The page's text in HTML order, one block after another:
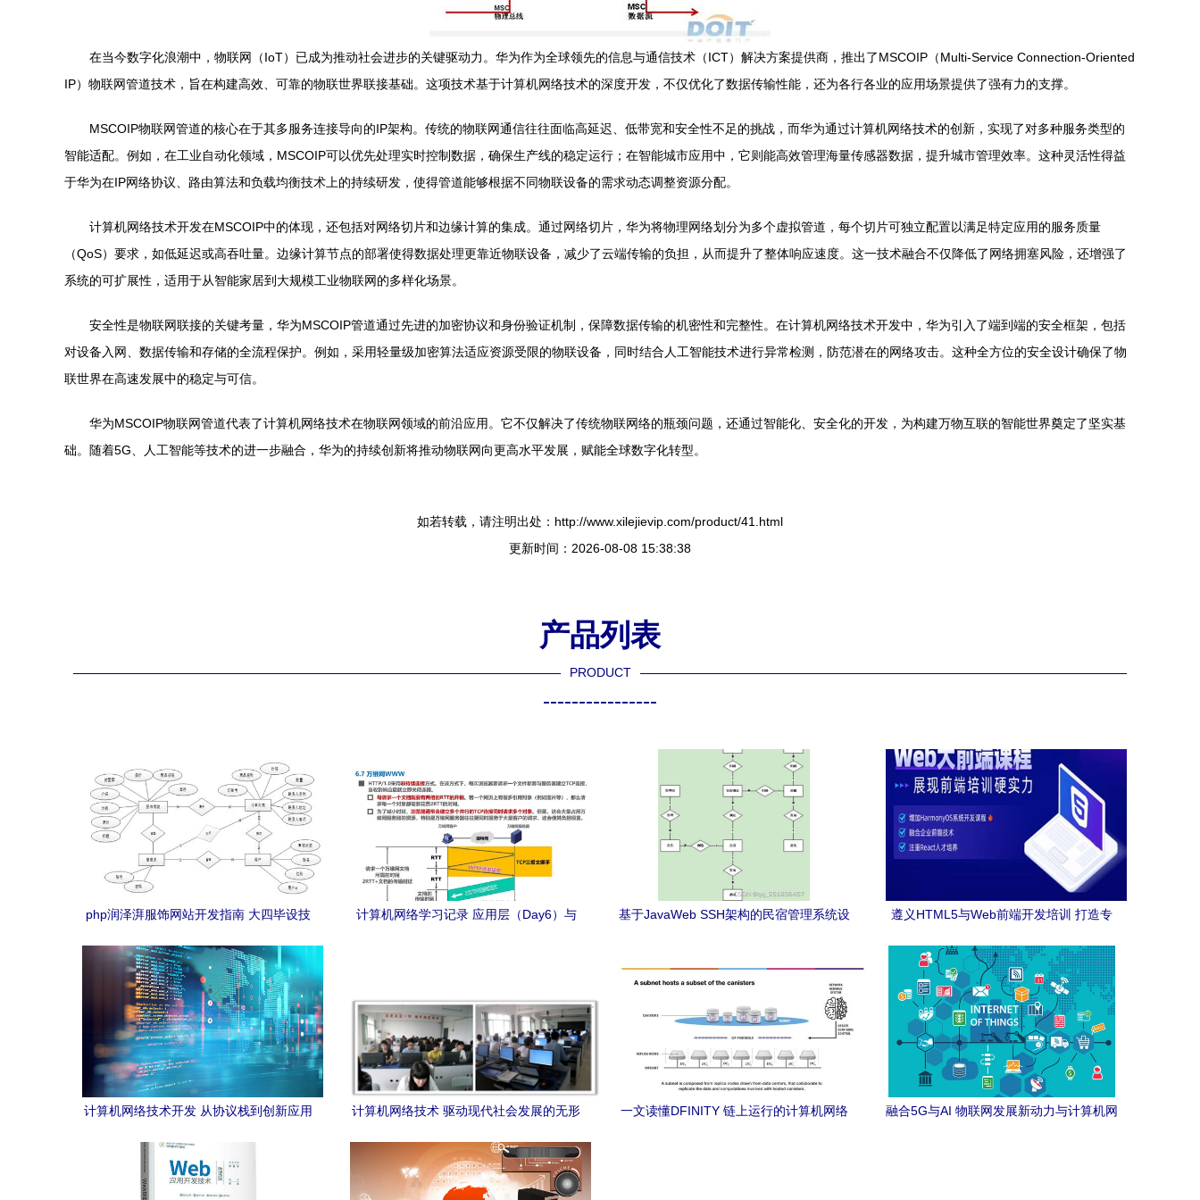
在当今数字化浪潮中，物联网（IoT）已成为推动社会进步的关键驱动力。华为作为全球领先的信息与通信技术（ICT）解决方案提供商，推出了MSCOIP（Multi-Service Connection-Oriented
IP）物联网管道技术，旨在构建高效、可靠的物联世界联接基础。这项技术基于计算机网络技术的深度开发，不仅优化了数据传输性能，还为各行各业的应用场景提供了强有力的支撑。
MSCOIP物联网管道的核心在于其多服务连接导向的IP架构。传统的物联网通信往往面临高延迟、低带宽和安全性不足的挑战，而华为通过计算机网络技术的创新，实现了对多种服务类型的
智能适配。例如，在工业自动化领域，MSCOIP可以优先处理实时控制数据，确保生产线的稳定运行；在智能城市应用中，它则能高效管理海量传感器数据，提升城市管理效率。这种灵活性得益
于华为在IP网络协议、路由算法和负载均衡技术上的持续研发，使得管道能够根据不同物联设备的需求动态调整资源分配。
计算机网络技术开发在MSCOIP中的体现，还包括对网络切片和边缘计算的集成。通过网络切片，华为将物理网络划分为多个虚拟管道，每个切片可独立配置以满足特定应用的服务质量
（QoS）要求，如低延迟或高吞吐量。边缘计算节点的部署使得数据处理更靠近物联设备，减少了云端传输的负担，从而提升了整体响应速度。这一技术融合不仅降低了网络拥塞风险，还增强了
系统的可扩展性，适用于从智能家居到大规模工业物联网的多样化场景。
安全性是物联网联接的关键考量，华为MSCOIP管道通过先进的加密协议和身份验证机制，保障数据传输的机密性和完整性。在计算机网络技术开发中，华为引入了端到端的安全框架，包括
对设备入网、数据传输和存储的全流程保护。例如，采用轻量级加密算法适应资源受限的物联设备，同时结合人工智能技术进行异常检测，防范潜在的网络攻击。这种全方位的安全设计确保了物
联世界在高速发展中的稳定与可信。
华为MSCOIP物联网管道代表了计算机网络技术在物联网领域的前沿应用。它不仅解决了传统物联网络的瓶颈问题，还通过智能化、安全化的开发，为构建万物互联的智能世界奠定了坚实基
础。随着5G、人工智能等技术的进一步融合，华为的持续创新将推动物联网向更高水平发展，赋能全球数字化转型。
如若转载，请注明出处：http://www.xilejievip.com/product/41.html
更新时间：2026-08-08 15:38:38
产品列表
PRODUCT
----------------
php润泽湃服饰网站开发指南 大四毕设技
程序 app 前端部署 免费源码直接领 大四
计算机生收藏
计算机网络学习记录 应用层（Day6）与
基于JavaWeb SSH架构的民宿管理系统设
遵义HTML5与Web前端开发培训 打造专
计算机网络技术开发 从协议栈到创新应用
计算机网络技术 驱动现代社会发展的无形
一文读懂DFINITY 链上运行的计算机网络
融合5G与AI 物联网发展新动力与计算机网